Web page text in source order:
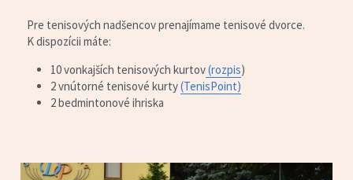
Pre tenisových nadšencov prenajímame tenisové dvorce.
K dispozícii máte:
10 vonkajších tenisových kurtov (rozpis)
2 vnútorné tenisové kurty (TenisPoint)
2 bedmintonové ihriska